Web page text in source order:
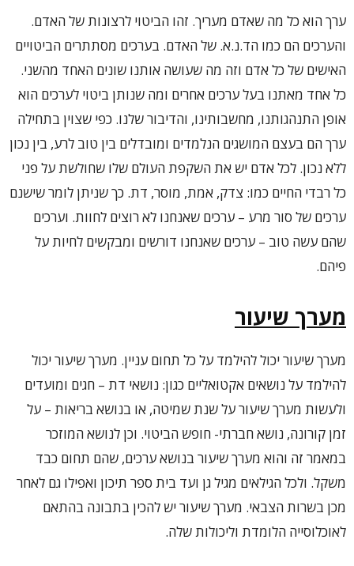
ערך הוא כל מה שאדם מעריך. זהו הביטוי לרצונות של האדם.
והערכים הם כמו הד.נ.א. של האדם. בערכים מסתתרים הביטויים
האישים של כל אדם וזה מה שעושה אותנו שונים האחד מהשני.
כל אחד מאתנו בעל ערכים אחרים ומה שנותן ביטוי לערכים הוא
אופן התנהגותנו, מחשבותינו, והדיבור שלנו. כפי שצוין בתחילה
ערך הם בעצם המושגים הנלמדים ומובדלים בין טוב לרע, בין נכון
ללא נכון. לכל אדם יש את השקפת העולם שלו שחולשת על פני
כל רבדי החיים כמו: צדק, אמת, מוסר, דת. כך שניתן לומר שישנם
ערכים של סור מרע – ערכים שאנחנו לא רוצים לחוות. וערכים
שהם עשה טוב – ערכים שאנחנו דורשים ומבקשים לחיות על
פיהם.
מערך שיעור
מערך שיעור יכול להילמד על כל תחום עניין. מערך שיעור יכול
להילמד על נושאים אקטואליים כגון: נושאי דת – חגים ומועדים
ולעשות מערך שיעור על שנת שמיטה, או בנושא בריאות – על
זמן קורונה, נושא חברתי- חופש הביטוי. וכן לנושא המוזכר
במאמר זה והוא מערך שיעור בנושא ערכים, שהם תחום כבד
משקל. ולכל הגילאים מגיל גן ועד בית ספר תיכון ואפילו גם לאחר
מכן בשרות הצבאי. מערך שיעור יש להכין בתבונה בהתאם
לאוכלוסייה הלומדת וליכולות שלה.